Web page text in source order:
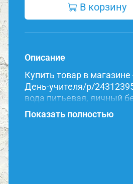
В корзину
Описание
Купить товар в
День-учителя/p/
вода питьевая, яичный
красители.
Показать полностью